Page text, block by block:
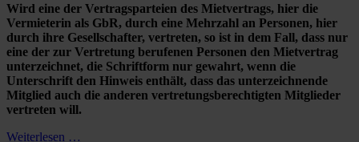
Wird eine der Vertragsparteien des Mietvertrags, hier die
Vermieterin als GbR, durch eine Mehrzahl an Personen, hier
durch ihre Gesellschafter, vertreten, so ist in dem Fall, dass nur
eine der zur Vertretung berufenen Personen den Mietvertrag
unterzeichnet, die Schriftform nur gewahrt, wenn die
Unterschrift den Hinweis enthält, dass das unterzeichnende
Mitglied auch die anderen vertretungsberechtigten Mitglieder
vertreten will.
Weiterlesen …